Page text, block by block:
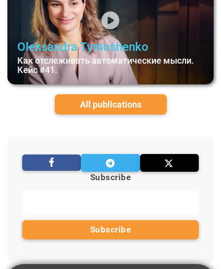
Oleksandra Tymoshenko
Как отслеживать автоматические мысли.
Кейс #41.
All publications
Subscribe